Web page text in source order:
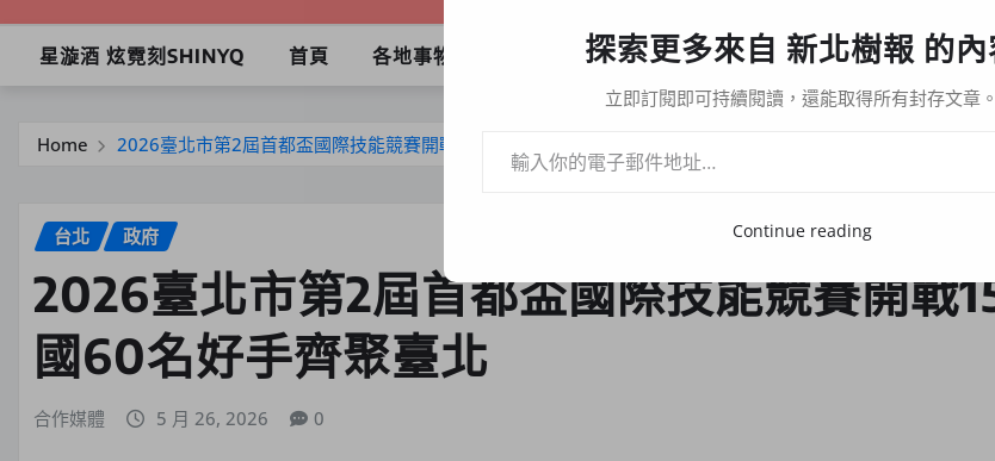
星漩酒 炫霓刻SHINYQ 首頁 各地事物 生活百態 關於樹報 星漩酒哪裡買｜官方
Home 2026臺北市第2屆首都盃國際技能競賽開戰15國60名好手齊聚臺北
台北 政府
2026臺北市第2屆首都盃國際技能競賽開戰
國60名好手齊聚臺北
合作媒體 5 月 26, 2026 0
探索更多來自 新北樹報 的內
立即訂閱即可持續閱讀，還能取得所有封存文章。
Continue reading